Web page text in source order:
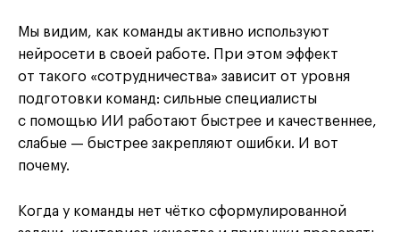
Мы видим, как команды активно используют
нейросети в своей работе. При этом эффект
от такого «сотрудничества» зависит от уровня
подготовки команд: сильные специалисты
с помощью ИИ работают быстрее и качественнее,
слабые — быстрее закрепляют ошибки. И вот
почему.
Когда у команды нет чётко сформулированной